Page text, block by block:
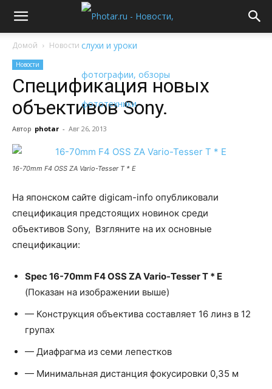
Домой Новости
Новости
Спецификация новых
объективов Sony.
Автор photar - Авг 26, 2013
16-70mm F4 OSS ZA Vario-Tesser T * E
На японском сайте digicam-info опубликовали
спецификация предстоящих новинок среди
объективов Sony, Взгляните на их основные
спецификации:
Spec 16-70mm F4 OSS ZA Vario-Tesser T * E
(Показан на изображении выше)
— Конструкция объектива составляет 16 линз в 12
групах
— Диафрагма из семи лепестков
— Минимальная дистанция фокусировки 0,35 м